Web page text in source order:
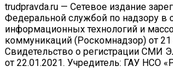
trudpravda.ru — Сетевое издание
Федеральной службой по надзору в
информационных технологий и
коммуникаций (Роскомнадзор) от 21
Свидетельство о регистрации СМИ
от 22.01.2021. Учредитель: ГАУ НСО